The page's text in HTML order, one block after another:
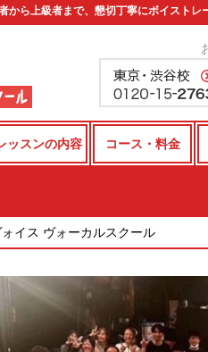
ら上級者まで、懇切丁寧にボイストレ
ッスンの内容 コース・料金
イス ヴォーカルスクール